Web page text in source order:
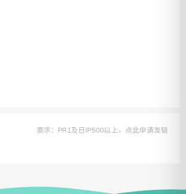
要求：PR1及日IP500以上，点此申请友链